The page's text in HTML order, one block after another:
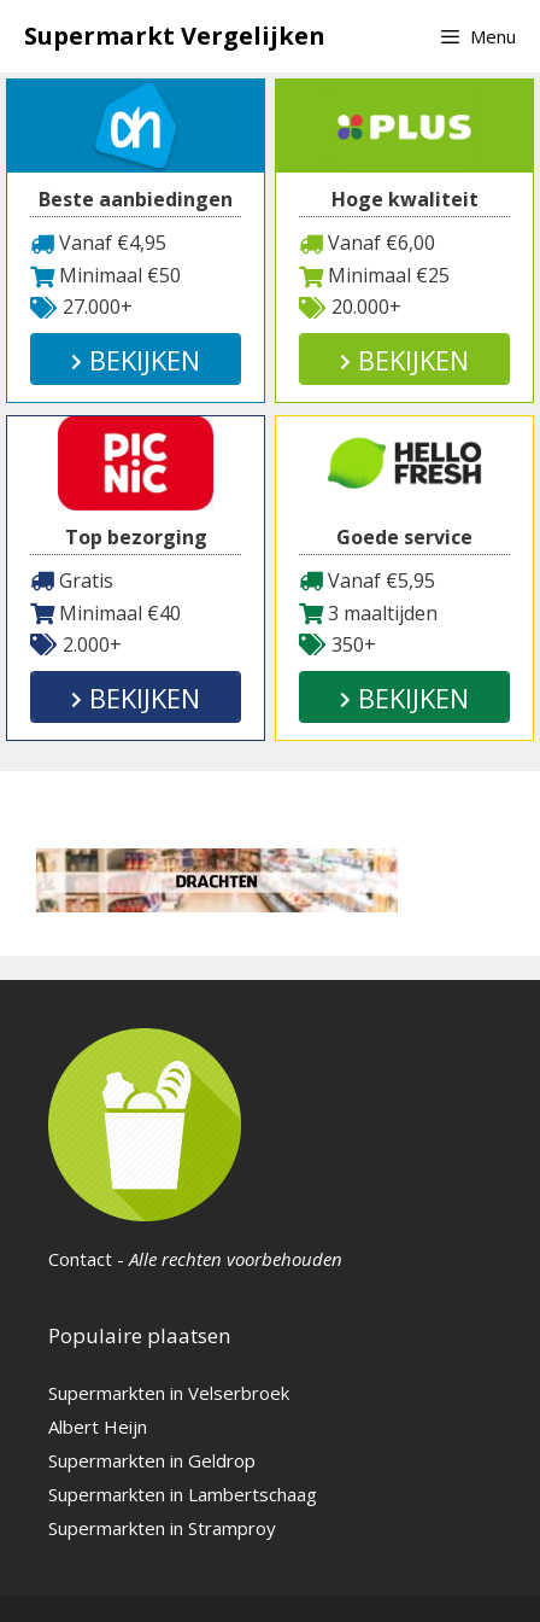
naar
inhoud
Supermarkt Vergelijken Menu
Beste aanbiedingen
Vanaf €4,95
Minimaal €50
27.000+
BEKIJKEN
Hoge kwaliteit
Vanaf €6,00
Minimaal €25
20.000+
BEKIJKEN
Top bezorging
Gratis
Minimaal €40
2.000+
BEKIJKEN
Goede service
Vanaf €5,95
3 maaltijden
350+
BEKIJKEN
Contact - Alle rechten voorbehouden
Populaire plaatsen
Supermarkten in Velserbroek
Albert Heijn
Supermarkten in Geldrop
Supermarkten in Lambertschaag
Supermarkten in Stramproy